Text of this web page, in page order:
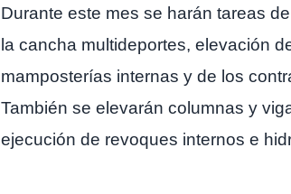
Durante este mes se harán tareas
la cancha multideportes, elevación
mamposterías internas y de los
También se elevarán columnas y
ejecución de revoques internos e